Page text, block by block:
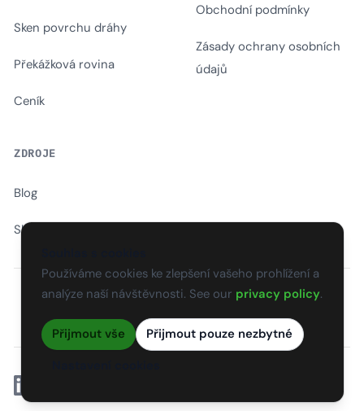
Sken povrchu dráhy
Překážková rovina
Ceník
ZDROJE
Blog
Slovník
Obchodní podmínky
Zásady ochrany osobních
údajů
Linkedin
Používáme cookies ke zlepšení vašeho prohlížení a
analýze naší návštěvnosti. See our privacy policy.
Přijmout vše
Přijmout pouze nezbytné